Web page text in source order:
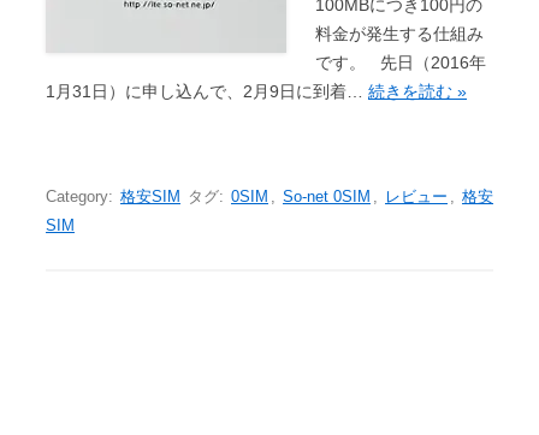
100MBにつき100円の
料金が発生する仕組み
です。 先日（2016年
1月31日）に申し込んで、2月9日に到着… 続きを読む »
Category: 格安SIM タグ: 0SIM , So-net 0SIM , レビュー , 格安
SIM